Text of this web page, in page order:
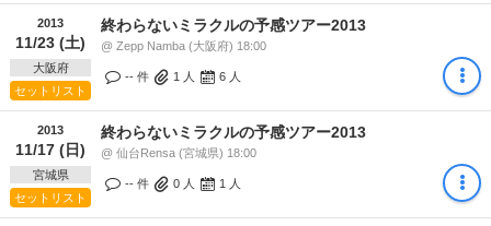
2013
11/23 (土)
大阪府
セットリスト
終わらないミラクルの予感ツアー2013
@ Zepp Namba (大阪府) 18:00
-- 件 1 人 6 人
2013
11/17 (日)
宮城県
セットリスト
終わらないミラクルの予感ツアー2013
@ 仙台Rensa (宮城県) 18:00
-- 件 0 人 1 人